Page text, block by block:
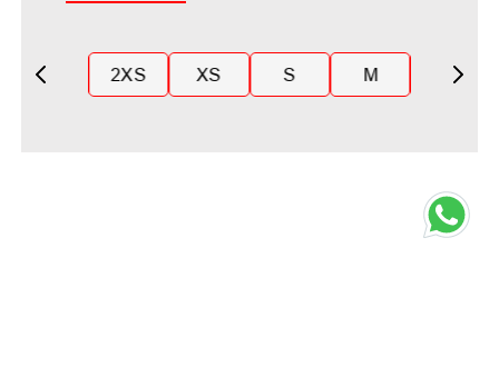
2XS XS S M